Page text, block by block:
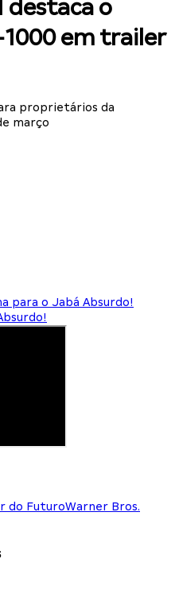
destaca o
em trailer
proprietários da
março
para o Jabá Absurdo!
do FuturoWarner Bros.